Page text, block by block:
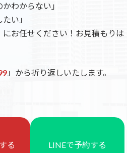
わからない」
い」
にお任せください！お見積もりは
」から折り返しいたします。
る LINEで予約する